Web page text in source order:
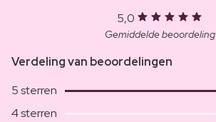
5,0
Gemiddelde beoordeling
Verdeling van beoordelingen
5 sterren
4 sterren